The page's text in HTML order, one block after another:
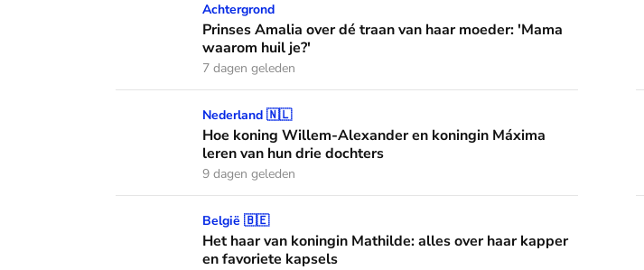
Prinses Amalia over dé traan van haar moeder: 'Mama waarom huil je?'
Achtergrond
Prinses Amalia over dé traan van haar moeder: 'Mama
waarom huil je?'
7 dagen geleden
Hoe koning Willem-Alexander en koningin Máxima leren van hun drie dochters
Nederland 🇳🇱
Hoe koning Willem-Alexander en koningin Máxima
leren van hun drie dochters
9 dagen geleden
Het haar van koningin Mathilde: alles over haar kapper en favoriete kapsels
België 🇧🇪
Het haar van koningin Mathilde: alles over haar kapper
en favoriete kapsels